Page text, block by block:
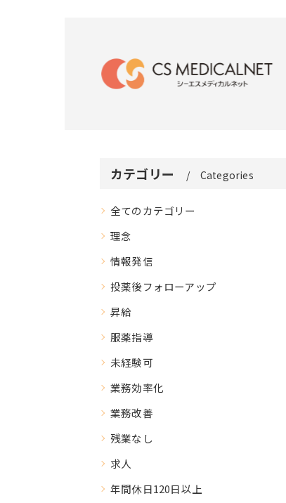
カテゴリー Categories
全てのカテゴリー
理念
情報発信
投薬後フォローアップ
昇給
服薬指導
未経験可
業務効率化
業務改善
残業なし
求人
年間休日120日以上